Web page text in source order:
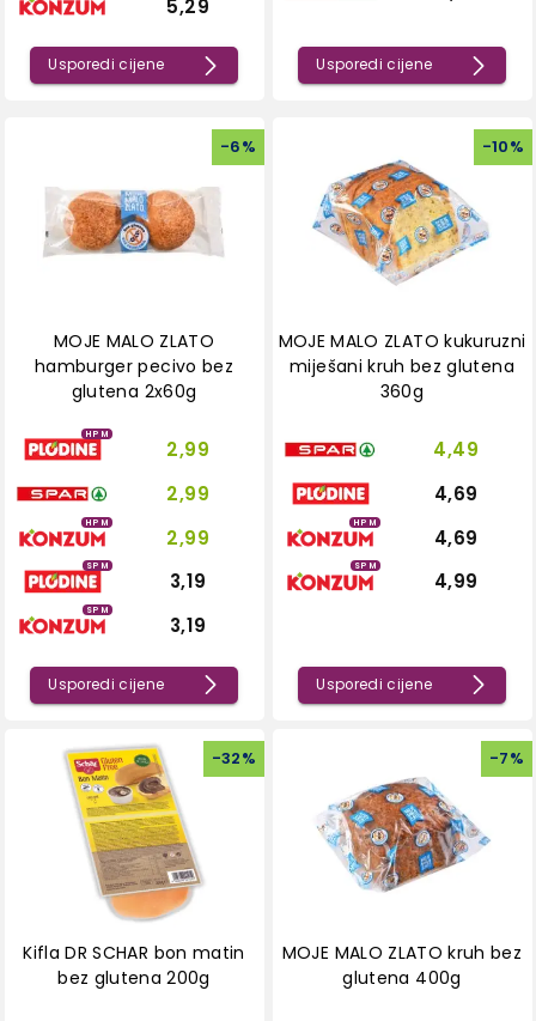
5,29
Usporedi cijene Usporedi cijene
-6%
MOJE MALO ZLATO
hamburger pecivo bez
glutena 2x60g
HPM
2,99
2,99
HPM
2,99
SPM
3,19
SPM
3,19
Usporedi cijene
-10%
MOJE MALO ZLATO kukuruzni
miješani kruh bez glutena
360g
4,49
4,69
HPM
4,69
SPM
4,99
Usporedi cijene
-32%
Kifla DR SCHAR bon matin
bez glutena 200g
-7%
MOJE MALO ZLATO kruh bez
glutena 400g